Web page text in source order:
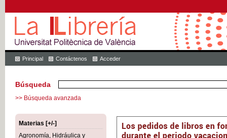
Principal Contáctenos Acceder
Búsqueda
>> Búsqueda avanzada
Materias [+/-]
Agronomía, Hidráulica y